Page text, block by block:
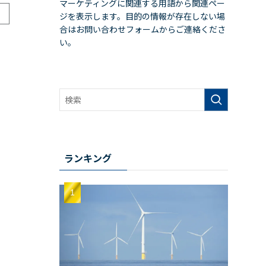
マーケティングに関連する用語から関連ペー
ジを表示します。目的の情報が存在しない場
合はお問い合わせフォームからご連絡くださ
い。
ランキング